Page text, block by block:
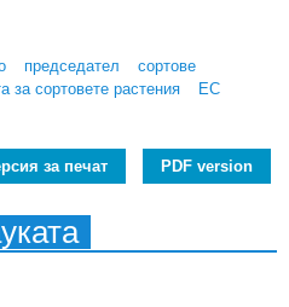
председател
сортове
сортовете растения
ЕС
за печат PDF version